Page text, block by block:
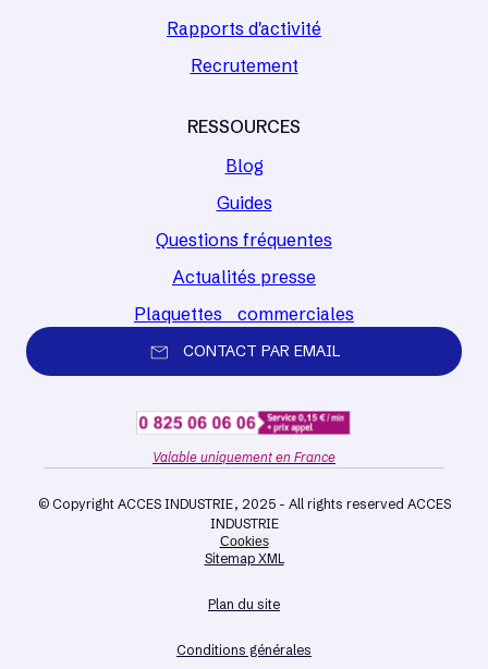
Rapports d'activité
Recrutement
RESSOURCES
Blog
Guides
Questions fréquentes
Actualités presse
Plaquettes commerciales
CONTACT PAR EMAIL
Valable uniquement en France
© Copyright ACCES INDUSTRIE, 2025 - All rights reserved ACCES
INDUSTRIE
Cookies
Sitemap XML
Plan du site
Conditions générales